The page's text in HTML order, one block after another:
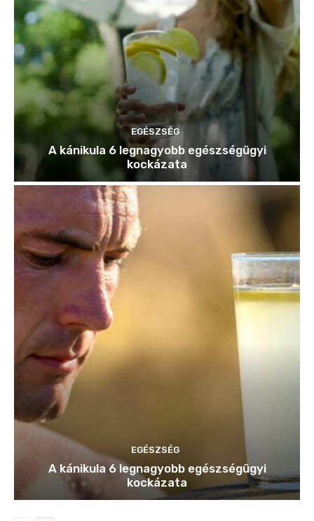
EGÉSZSÉG
A kánikula 6 legnagyobb egészségügyi
kockázata
EGÉSZSÉG
A kánikula 6 legnagyobb egészségügyi
kockázata